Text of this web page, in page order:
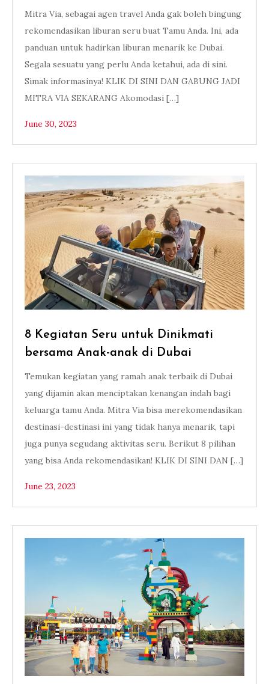
Mitra Via, sebagai agen travel Anda gak boleh bingung
rekomendasikan liburan seru buat Tamu Anda. Ini, ada
panduan untuk hadirkan liburan menarik ke Dubai.
Segala sesuatu yang perlu Anda ketahui, ada di sini.
Simak informasinya! KLIK DI SINI DAN GABUNG JADI
MITRA VIA SEKARANG Akomodasi […]
June 30, 2023
8 Kegiatan Seru untuk Dinikmati
bersama Anak-anak di Dubai
Temukan kegiatan yang ramah anak terbaik di Dubai
yang dijamin akan menciptakan kenangan indah bagi
keluarga tamu Anda. Mitra Via bisa merekomendasikan
destinasi-destinasi ini yang tidak hanya menarik, tapi
juga punya segudang aktivitas seru. Berikut 8 pilihan
yang bisa Anda rekomendasikan! KLIK DI SINI DAN […]
June 23, 2023